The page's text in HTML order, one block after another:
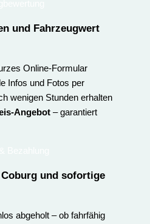
und Fahrzeugwert
Online-Formular
Infos und Fotos per
wenigen Stunden erhalten
Angebot – garantiert
und sofortige
abgeholt – ob fahrfähig